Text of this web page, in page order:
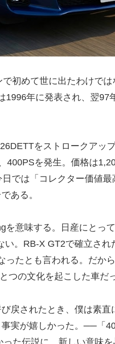
初めて世に出たわけでは
1996年に発表され、翌97
をストロークアッ
400PSを発生。価格は
では「コレクター価値
ある。
を意味する。日産にとっ
。RB-X GT2で確立さ
ったとも言われる。だか
つの文化を起こした車だ
戻されたとき、僕は素
実が嬉しかった。──「
た伝説に、新しい意味